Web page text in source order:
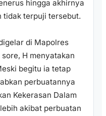
hingga akhirnya
tidak terpuji tersebut.
di Mapolres
H menyatakan
begitu ia tetap
perbuatannya
Kekerasan Dalam
akibat perbuatan